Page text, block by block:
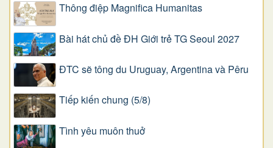
Thông điệp Magnifica Humanitas
Bài hát chủ đề ĐH Giới trẻ TG Seoul 2027
ĐTC sẽ tông du Uruguay, Argentina và Pêru
Tiếp kiến chung (5/8)
Tình yêu muôn thuở